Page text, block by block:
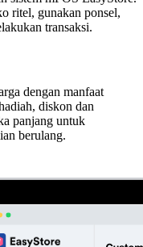
ritel, gunakan ponsel,
transaksi.
dengan manfaat
diskon dan
panjang untuk
berulang.